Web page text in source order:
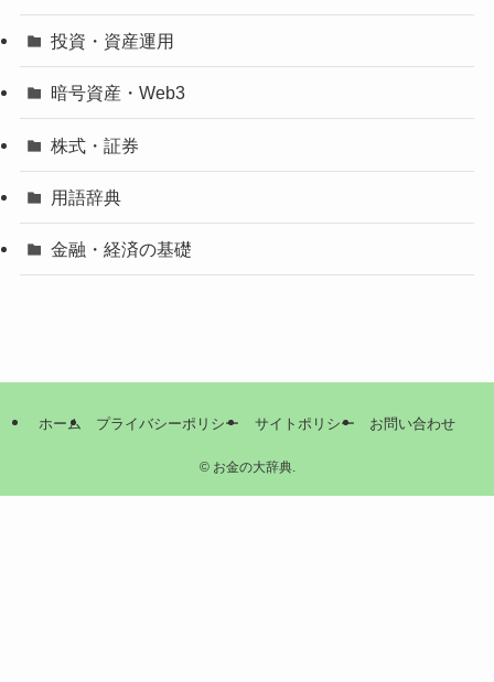
投資・資産運用
暗号資産・Web3
株式・証券
用語辞典
金融・経済の基礎
ホーム プライバシーポリシー サイトポリシー お問い合わせ
©お金の大辞典.